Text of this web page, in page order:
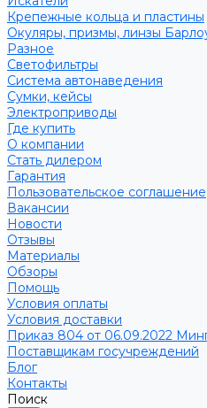
Крепежные кольца и пластины
Окуляры, призмы, линзы
Разное
Светофильтры
Система автонаведения
Сумки, кейсы
Электроприводы
Где купить
О компании
Стать дилером
Гарантия
Пользовательское соглашение
Вакансии
Новости
Отзывы
Материалы
Обзоры
Помощь
Условия оплаты
Условия доставки
Приказ 804 от 06.09.2022
Поставщикам госучреждений
Блог
Контакты
Поиск